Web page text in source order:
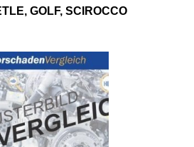
GOLF, SCIROCCO